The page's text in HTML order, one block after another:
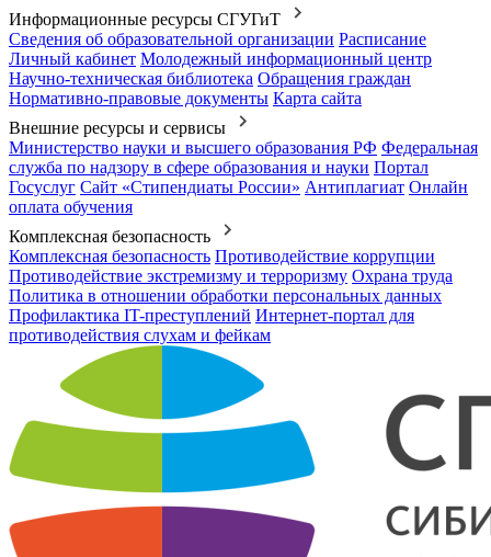
Информационные ресурсы СГУГиТ
Сведения об образовательной организации Расписание
Личный кабинет Молодежный информационный центр
Научно-техническая библиотека Обращения граждан
Нормативно-правовые документы Карта сайта
Внешние ресурсы и сервисы
Министерство науки и высшего образования РФ Федеральная
служба по надзору в сфере образования и науки Портал
Госуслуг Сайт «Стипендиаты России» Антиплагиат Онлайн
оплата обучения
Комплексная безопасность
Комплексная безопасность Противодействие коррупции
Противодействие экстремизму и терроризму Охрана труда
Политика в отношении обработки персональных данных
Профилактика IT-преступлений Интернет-портал для
противодействия слухам и фейкам